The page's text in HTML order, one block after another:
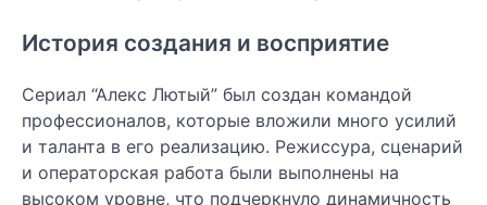
История создания и восприятие
Сериал “Алекс Лютый” был создан командой
профессионалов, которые вложили много усилий
и таланта в его реализацию. Режиссура, сценарий
и операторская работа были выполнены на
высоком уровне, что подчеркнуло динамичность